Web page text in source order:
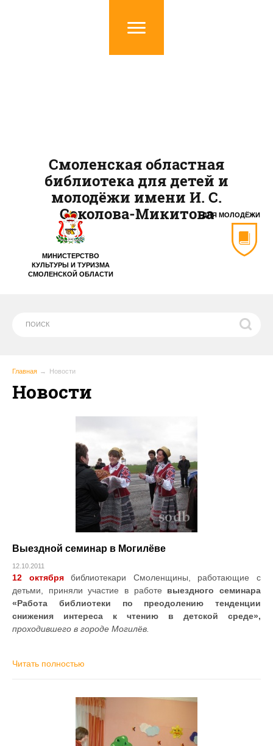
МИНИСТЕРСТВО
КУЛЬТУРЫ И ТУРИЗМА
СМОЛЕНСКОЙ ОБЛАСТИ
ДЛЯ МОЛОДЁЖИ
Смоленская областная
библиотека для детей и
молодёжи имени И. С.
Соколова-Микитова
Главная Новости
Новости
Выездной семинар в Могилёве
12.10.2011
12 октябрябиблиотекари Смоленщины, работающие с
детьми, приняли участие в работе выездного семинара
«Работа библиотеки по преодолению тенденции
снижения интереса к чтению в детской среде»,
проходившего в городе Могилёв.
Читать полностью